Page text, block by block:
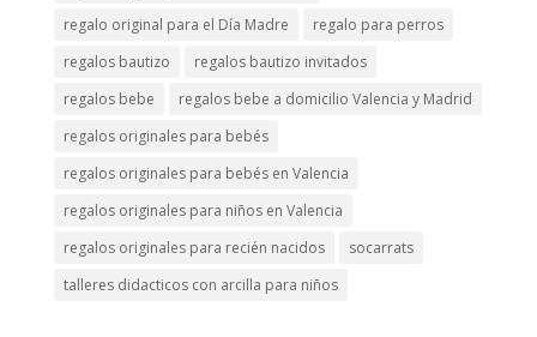
regalo original para el Día Madre
regalo para perros
regalos bautizo
regalos bautizo invitados
regalos bebe
regalos bebe a domicilio Valencia y Madrid
regalos originales para bebés
regalos originales para bebés en Valencia
regalos originales para niños en Valencia
regalos originales para recién nacidos
socarrats
talleres didacticos con arcilla para niños